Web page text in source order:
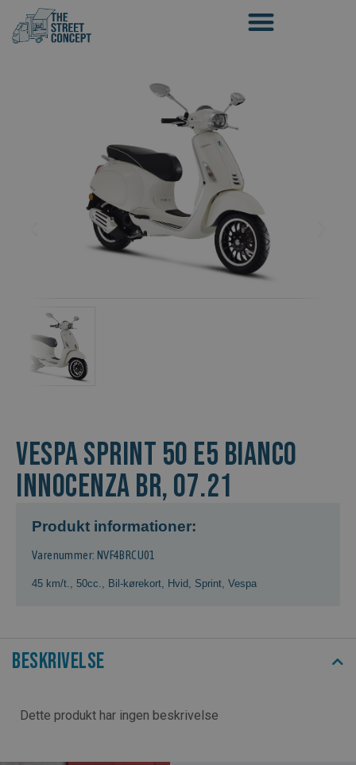
VESPA SPRINT 50 E5 BIANCO
INNOCENZA BR, 07.21
Produkt informationer:
Varenummer: NVF4BRCU01
45 km/t. 50cc. Bil-kørekort Hvid Sprint Vespa
Beskrivelse
Dette produkt har ingen beskrivelse